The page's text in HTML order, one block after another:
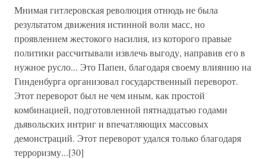
Мнимая гитлеровская революция отнюдь не была
результатом движения истинной воли масс, но
проявлением жестокого насилия, из которого правые
политики рассчитывали извлечь выгоду, направив его в
нужное русло... Это Папен, благодаря своему влиянию на
Гинденбурга организовал государственный переворот.
Этот переворот был не чем иным, как простой
комбинацией, подготовленной пятнадцатью годами
дьявольских интриг и впечатляющих массовых
демонстраций. Этот переворот удался только благодаря
терроризму...[30]